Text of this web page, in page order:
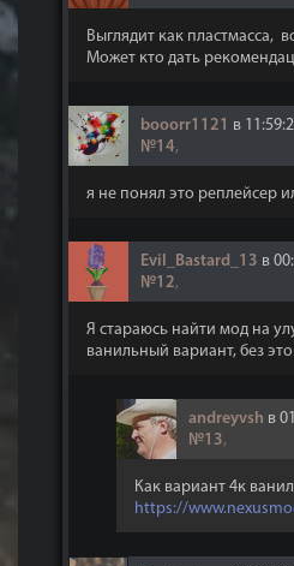
Выглядит как пластмасса,
Может кто дать
booorr1121 в
№14,
я не понял это реплейсер
Evil_Bastard_13 в
№12,
Я стараюсь найти мод на
ванильный вариант, без
andreyvsh в
№13,
Как вариант 4к
https://